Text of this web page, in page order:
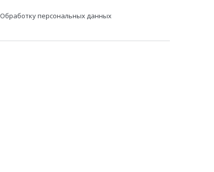
Обработку персональных данных